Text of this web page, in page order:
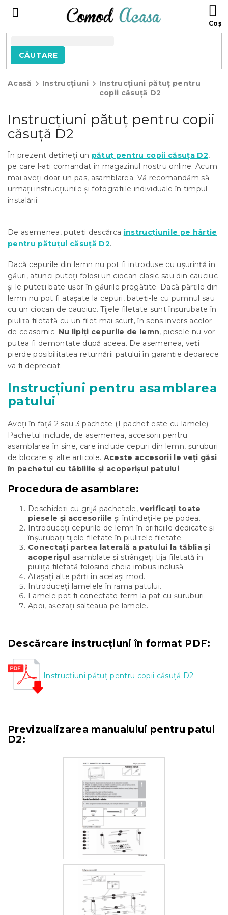
CĂUTARE
Acasă Instrucțiuni
Instrucțiuni pătuț pentru
copii căsuță D2
Instrucțiuni pătuț pentru copii
căsuță D2
În prezent dețineți un pătuț pentru copii căsuța D2,
pe care l-ați comandat în magazinul nostru online. Acum
mai aveți doar un pas, asamblarea. Vă recomandăm să
urmați instrucțiunile și fotografiile individuale în timpul
instalării.
De asemenea, puteți descărca instrucțiunile pe hârtie
pentru pătuțul căsuță D2.
Dacă cepurile din lemn nu pot fi introduse cu ușurință în
găuri, atunci puteți folosi un ciocan clasic sau din cauciuc
și le puteți bate ușor în găurile pregătite. Dacă părțile din
lemn nu pot fi atașate la cepuri, bateți-le cu pumnul sau
cu un ciocan de cauciuc. Tijele filetate sunt înșurubate în
piulița filetată cu un filet mai scurt, în sens invers acelor
de ceasornic. Nu lipiți cepurile de lemn, piesele nu vor
putea fi demontate după aceea. De asemenea, veți
pierde posibilitatea returnării patului în garanție deoarece
va fi depreciat.
Instrucțiuni pentru asamblarea
patului
Aveți în față 2 sau 3 pachete (1 pachet este cu lamele).
Pachetul include, de asemenea, accesorii pentru
asamblarea în sine, care include cepuri din lemn, șuruburi
de blocare și alte articole. Aceste accesorii le veți găsi
în pachetul cu tăbliile și acoperișul patului.
Procedura de asamblare:
Deschideți cu grijă pachetele,verificați toate
piesele și accesoriile și întindeți-le pe podea.
Introduceți cepurile de lemn în orificiile dedicate și
înșurubați tijele filetate în piulițele filetate.
Conectați partea laterală a patului la tăblia și
acoperișul asamblate și strângeți tija filetată în
piulița filetată folosind cheia imbus inclusă.
Atașați alte părți în același mod.
Introduceți lamelele în rama patului.
Lamele pot fi conectate ferm la pat cu șuruburi.
Apoi, așezați salteaua pe lamele.
Descărcare instrucțiuni în format PDF:
Instrucțiuni pătuț pentru copii căsuță D2
Previzualizarea manualului pentru patul
D2: